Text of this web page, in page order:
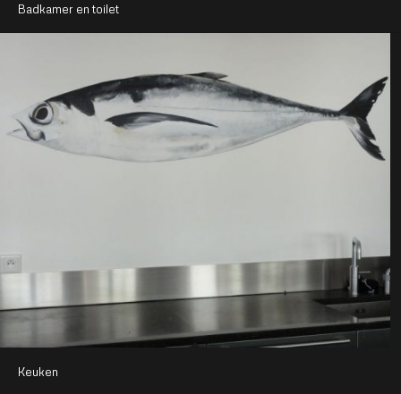
Badkamer en toilet
Keuken